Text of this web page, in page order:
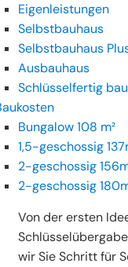
Eigenleistungen
Selbstbauhaus
Selbstbauhaus
Ausbauhaus
Schlüsselfertig
Bungalow 108 m²
1,5-geschossig
2-geschossig
2-geschossig
Von der ersten
wir Sie Schritt für